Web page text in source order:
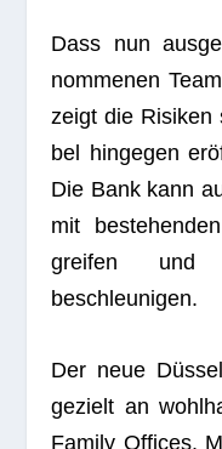
Dass nun
nom­me­nen
zeigt die
bel hin­ge­gen
Die Bank kann
mit
grei­fen und
beschleunigen.
Der neue
gezielt an
Family Offices.